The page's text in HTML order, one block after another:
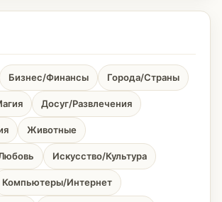
Бизнес/Финансы Города/Страны
Досуг/Развлечения
Животные
Искусство/Культура
Компьютеры/Интернет